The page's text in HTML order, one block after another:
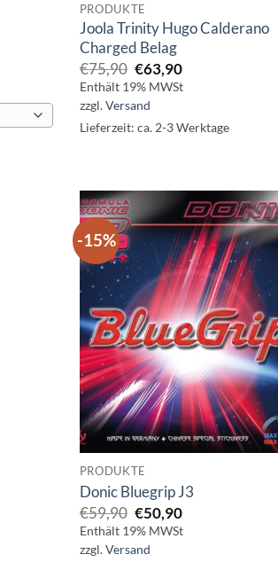
PRODUKTE
Joola Trinity Hugo Calderano
Charged Belag
€75,90 Ursprünglicher
Preis
war:
€75,90
€63,90Aktueller
Preis
ist:
Enthält 19% MWSt
zzgl.Versand
Lieferzeit: ca. 2-3 Werktage
-15%
PRODUKTE
Donic Bluegrip J3
€59,90 Ursprünglicher
Preis
war:
€59,90
€50,90Aktueller
Preis
ist:
Enthält 19% MWSt
zzgl.Versand